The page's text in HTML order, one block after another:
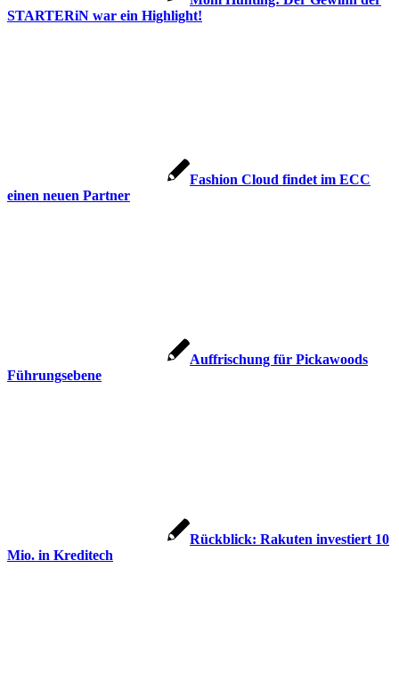
STARTERiN war ein Highlight!
Fashion Cloud findet im ECC
einen neuen Partner
Auffrischung für Pickawoods
Führungsebene
Rückblick: Rakuten investiert 10
Mio. in Kreditech